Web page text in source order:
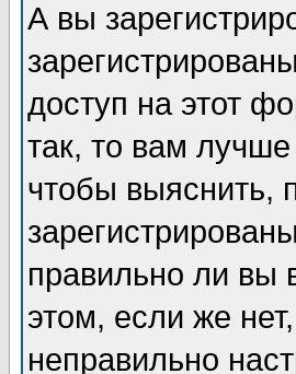
А вы
доступ на этот
так, то вам
чтобы выяснить,
правильно ли вы
этом, если же
неправильно